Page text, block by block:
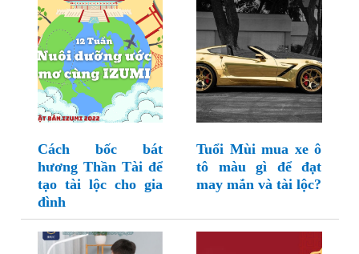
Cách bốc bát
hương Thần Tài để
tạo tài lộc cho gia
đình
Tuổi Mùi mua xe ô
tô màu gì để đạt
may mắn và tài lộc?